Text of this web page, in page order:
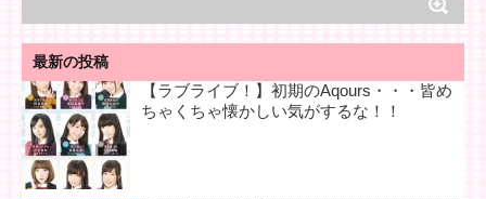
最新の投稿
【ラブライブ！】初期のAqours・・・皆め
ちゃくちゃ懐かしい気がするな！！